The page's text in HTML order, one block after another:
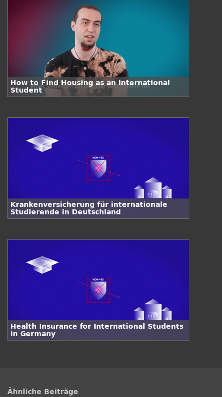
How to Find Housing as an International
Student
Krankenversicherung für internationale
Studierende in Deutschland
Health Insurance for International Students
in Germany
Ähnliche Beiträge